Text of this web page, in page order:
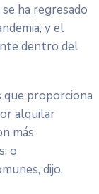
ha regresado
y el
dentro del
proporciona
alquilar
más
o
dijo.